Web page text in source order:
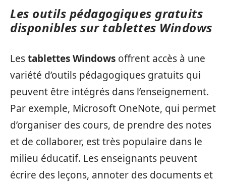
Les outils pédagogiques gratuits
disponibles sur tablettes Windows
Lestablettes Windows offrent accès à une
variété d’outils pédagogiques gratuits qui
peuvent être intégrés dans l’enseignement.
Par exemple, Microsoft OneNote, qui permet
d’organiser des cours, de prendre des notes
et de collaborer, est très populaire dans le
milieu éducatif. Les enseignants peuvent
écrire des leçons, annoter des documents et